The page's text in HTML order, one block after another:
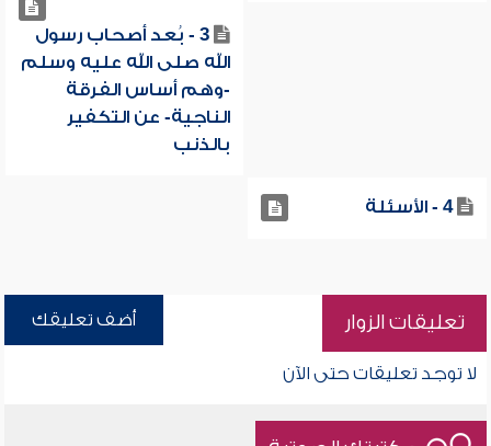
3 - بُعد أصحاب رسول
الله صلى الله عليه وسلم
-وهم أساس الفرقة
الناجية- عن التكفير
بالذنب
4 - الأسئلة
تعليقات الزوار أضف تعليقك
لا توجد تعليقات حتى الآن